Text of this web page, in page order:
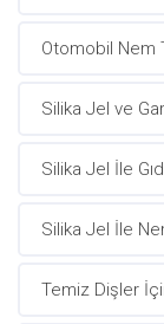
Otomobil Nem
Silika Jel ve
Silika Jel İle
Silika Jel İle
Temiz Dişler